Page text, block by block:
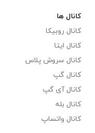
کانال ها
کانال روبیکا
کانال ایتا
کانال سروش پلاس
کانال گپ
کانال آی گپ
کانال بله
کانال واتساپ